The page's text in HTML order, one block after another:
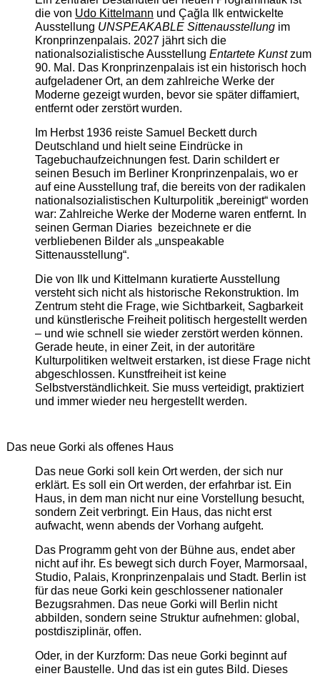
die von Udo Kittelmann und Çağla Ilk entwickelte
Ausstellung UNSPEAKABLE Sittenausstellungim
Kronprinzenpalais. 2027 jährt sich die
nationalsozialistische Ausstellung Entartete Kunstzum
90. Mal. Das Kronprinzenpalais ist ein historisch hoch
aufgeladener Ort, an dem zahlreiche Werke der
Moderne gezeigt wurden, bevor sie später diffamiert,
entfernt oder zerstört wurden.
Im Herbst 1936 reiste Samuel Beckett durch
Deutschland und hielt seine Eindrücke in
Tagebuchaufzeichnungen fest. Darin schildert er
seinen Besuch im Berliner Kronprinzenpalais, wo er
auf eine Ausstellung traf, die bereits von der radikalen
nationalsozialistischen Kulturpolitik „bereinigt“ worden
war: Zahlreiche Werke der Moderne waren entfernt. In
seinen German Diaries bezeichnete er die
verbliebenen Bilder als „unspeakable
Sittenausstellung“.
Die von Ilk und Kittelmann kuratierte Ausstellung
versteht sich nicht als historische Rekonstruktion. Im
Zentrum steht die Frage, wie Sichtbarkeit, Sagbarkeit
und künstlerische Freiheit politisch hergestellt werden
– und wie schnell sie wieder zerstört werden können.
Gerade heute, in einer Zeit, in der autoritäre
Kulturpolitiken weltweit erstarken, ist diese Frage nicht
abgeschlossen. Kunstfreiheit ist keine
Selbstverständlichkeit. Sie muss verteidigt, praktiziert
und immer wieder neu hergestellt werden.
Das neue Gorki als offenes Haus
Das neue Gorki soll kein Ort werden, der sich nur
erklärt. Es soll ein Ort werden, der erfahrbar ist. Ein
Haus, in dem man nicht nur eine Vorstellung besucht,
sondern Zeit verbringt. Ein Haus, das nicht erst
aufwacht, wenn abends der Vorhang aufgeht.
Das Programm geht von der Bühne aus, endet aber
nicht auf ihr. Es bewegt sich durch Foyer, Marmorsaal,
Studio, Palais, Kronprinzenpalais und Stadt. Berlin ist
für das neue Gorki kein geschlossener nationaler
Bezugsrahmen. Das neue Gorki will Berlin nicht
abbilden, sondern seine Struktur aufnehmen: global,
postdisziplinär, offen.
Oder, in der Kurzform: Das neue Gorki beginnt auf
einer Baustelle. Und das ist ein gutes Bild. Dieses